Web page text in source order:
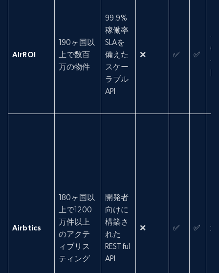
AirROI
190ヶ国以
上で数百
万の物件
99.9%
稼働率
SLAを
備えた
スケー
ラブル
API
❌ ✅ ✅
—
(
公
Airbtics
180ヶ国以
上で1200
万件以上
のアクテ
ィブリス
ティング
開発者
向けに
構築さ
れた
RESTful
API
❌ ✅ ✅